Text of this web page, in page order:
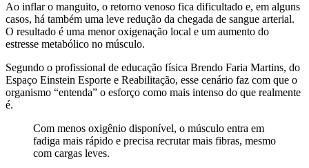
Ao inflar o manguito, o retorno venoso fica dificultado e, em alguns
casos, há também uma leve redução da chegada de sangue arterial.
O resultado é uma menor oxigenação local e um aumento do
estresse metabólico no músculo.
Segundo o profissional de educação física Brendo Faria Martins, do
Espaço Einstein Esporte e Reabilitação, esse cenário faz com que o
organismo “entenda” o esforço como mais intenso do que realmente
é.
Com menos oxigênio disponível, o músculo entra em
fadiga mais rápido e precisa recrutar mais fibras, mesmo
com cargas leves.